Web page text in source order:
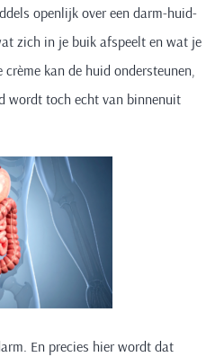
openlijk over een darm-huid-
zich in je buik afspeelt en wat je
crème kan de huid ondersteunen,
wordt toch echt van binnenuit
En precies hier wordt dat